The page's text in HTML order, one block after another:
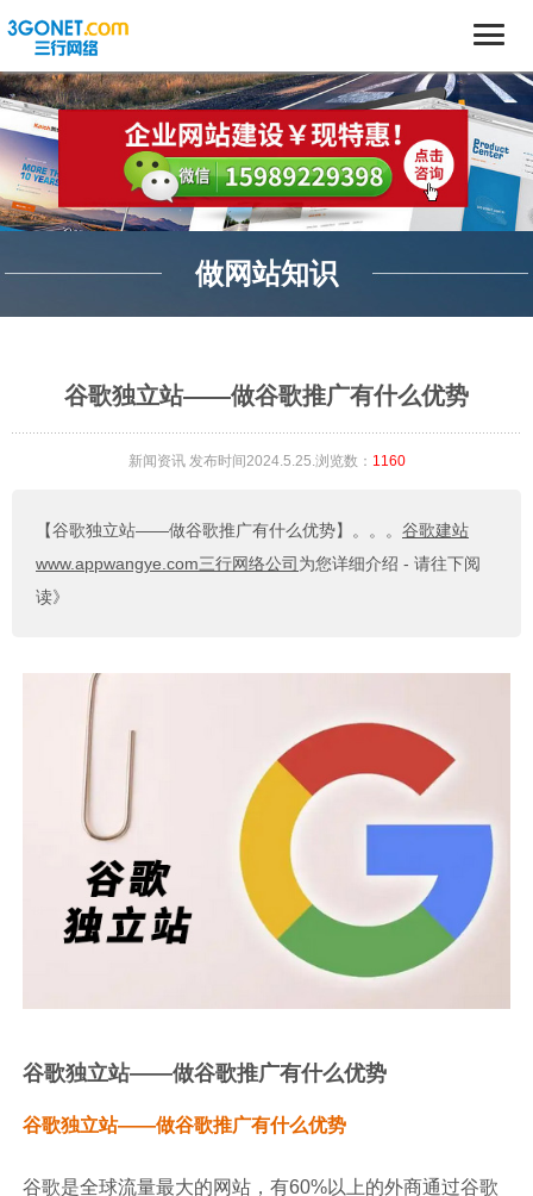
做网站知识
谷歌独立站——做谷歌推广有什么优势
新闻资讯发布时间2024.5.25.浏览数： 1160
【谷歌独立站——做谷歌推广有什么优势】 。。。 谷歌建站
www.appwangye.com三行网络公司 为您详细介绍 - 请往下阅
读》
谷歌独立站——做谷歌推广有什么优势
谷歌独立站——做谷歌推广有什么优势
谷歌是全球流量最大的网站，有60%以上的外商通过谷歌